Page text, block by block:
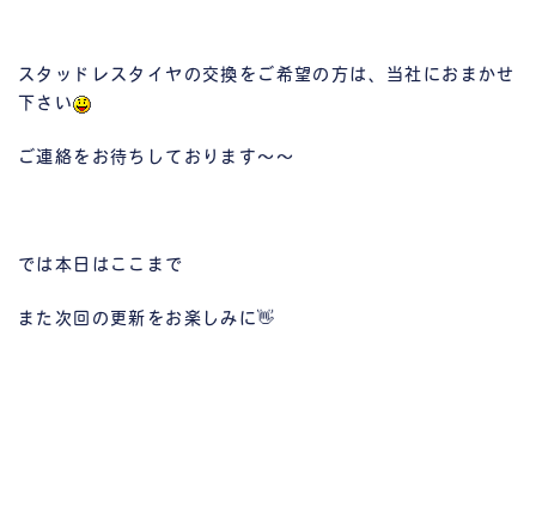
スタッドレスタイヤの交換をご希望の方は、当社におまかせ
下さい
ご連絡をお待ちしております～～
では本日はここまで
また次回の更新をお楽しみに👋